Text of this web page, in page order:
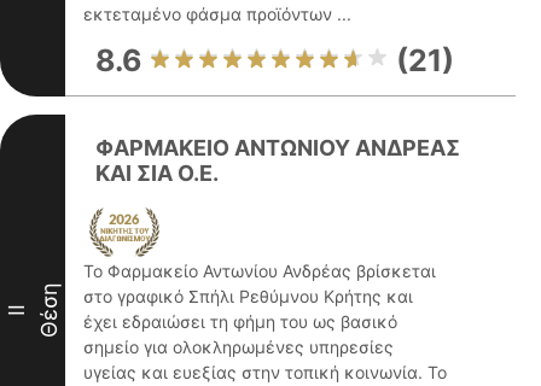
εκτεταμένο φάσμα προϊόντων ...
8.6 (21)
II Θέση
ΦΑΡΜΑΚΕΙΟ ΑΝΤΩΝΙΟΥ ΑΝΔΡΕΑΣ
ΚΑΙ ΣΙΑ Ο.Ε.
Το Φαρμακείο Αντωνίου Ανδρέας βρίσκεται
στο γραφικό Σπήλι Ρεθύμνου Κρήτης και
έχει εδραιώσει τη φήμη του ως βασικό
σημείο για ολοκληρωμένες υπηρεσίες
υγείας και ευεξίας στην τοπική κοινωνία. Το